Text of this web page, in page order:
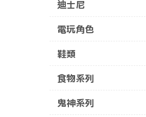
迪士尼
電玩角色
鞋類
食物系列
鬼神系列